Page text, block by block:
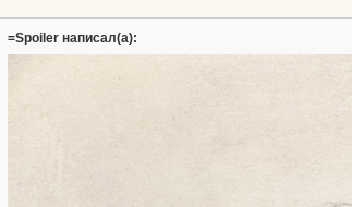
=Spoiler написал(а):